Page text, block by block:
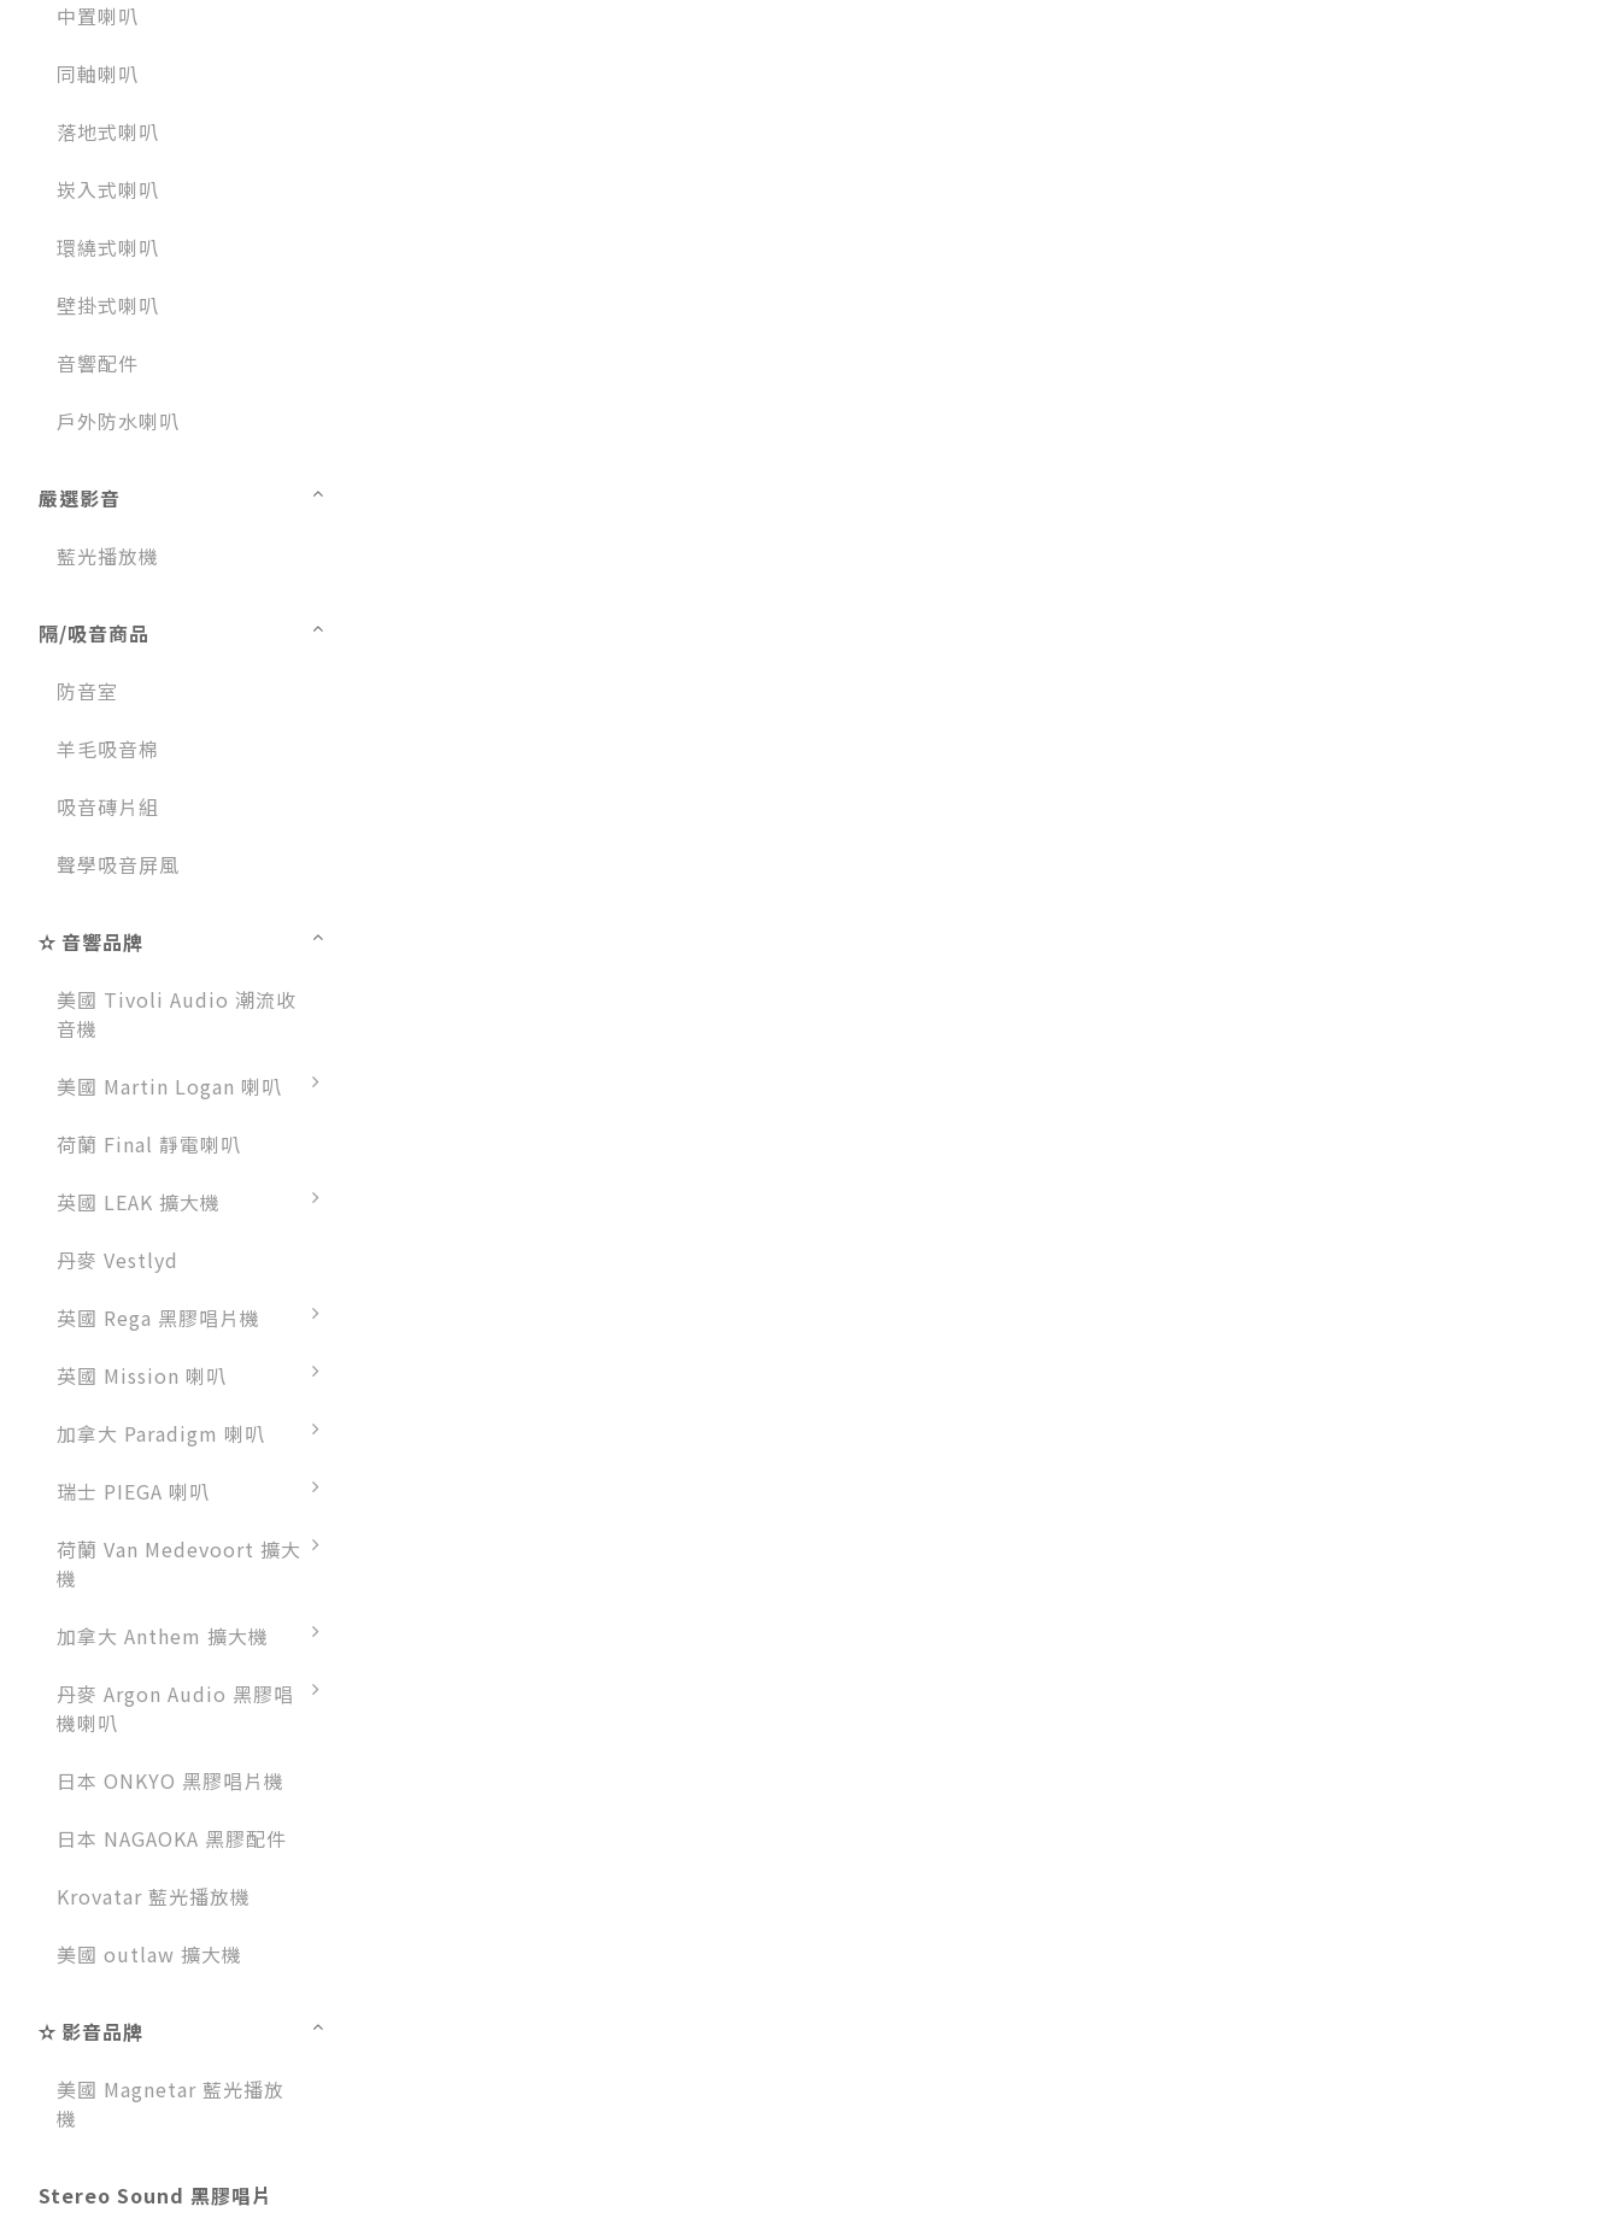
中置喇叭
同軸喇叭
落地式喇叭
崁入式喇叭
環繞式喇叭
壁掛式喇叭
音響配件
戶外防水喇叭
嚴選影音
藍光播放機
隔/吸音商品
防音室
羊毛吸音棉
吸音磚片組
聲學吸音屏風
✫ 音響品牌
美國 Tivoli Audio 潮流收
音機
美國 Martin Logan 喇叭
荷蘭 Final 靜電喇叭
英國 LEAK 擴大機
丹麥 Vestlyd
英國 Rega 黑膠唱片機
英國 Mission 喇叭
加拿大 Paradigm 喇叭
瑞士 PIEGA 喇叭
荷蘭 Van Medevoort 擴大
機
加拿大 Anthem 擴大機
丹麥 Argon Audio 黑膠唱
機喇叭
日本 ONKYO 黑膠唱片機
日本 NAGAOKA 黑膠配件
Krovatar 藍光播放機
美國 outlaw 擴大機
✫ 影音品牌
美國 Magnetar 藍光播放
機
Stereo Sound 黑膠唱片